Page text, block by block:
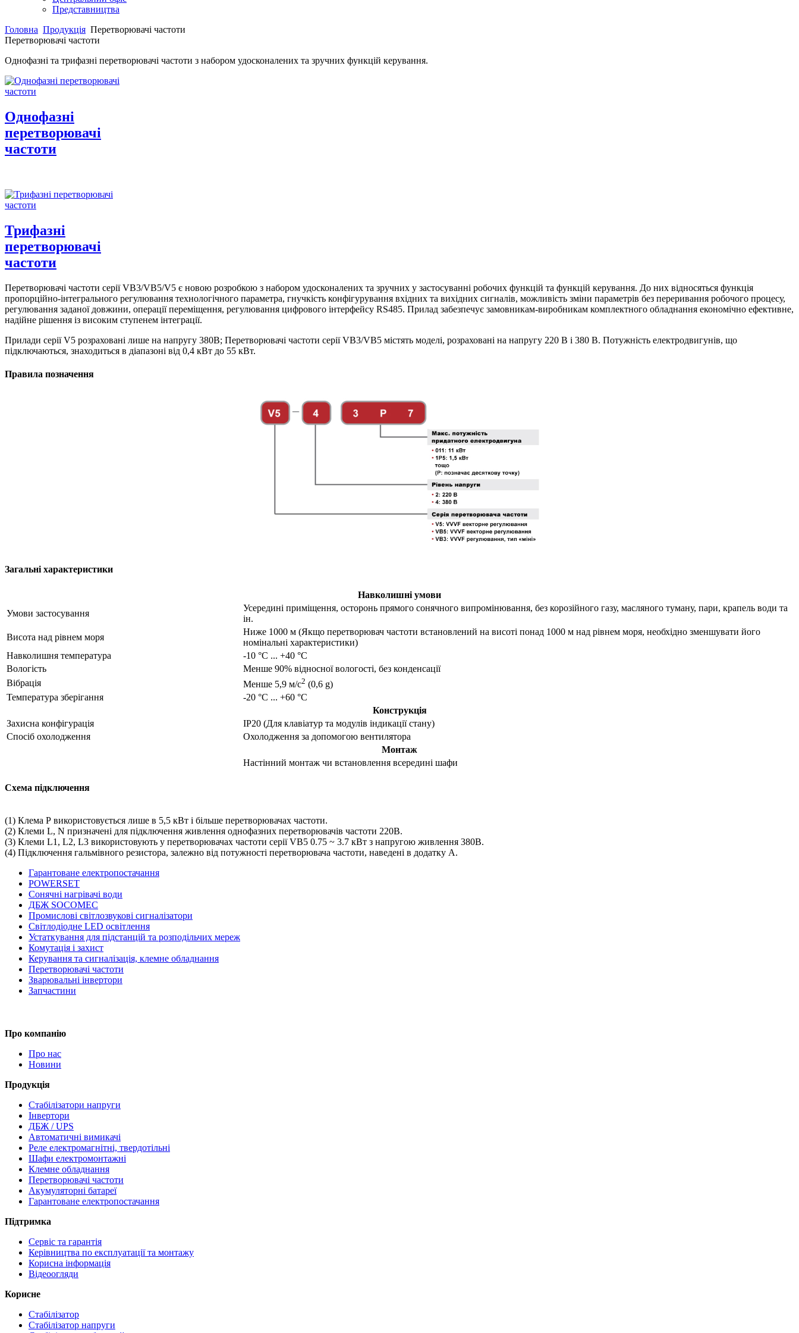
Представництва
Головна Продукція Перетворювачі частоти
Перетворювачі частоти
Однофазні та трифазні перетворювачі частоти з набором удосконалених та зручних функцій керування.
Однофазні
перетворювачі
частоти
Трифазні
перетворювачі
частоти
Перетворювачі частоти серії VB3/VB5/V5 є новою розробкою з набором удосконалених та зручних у застосуванні робочих функцій та функцій керування. До них відносяться функція
пропорційно-інтегрального регулювання технологічного параметра, гнучкість конфігурування вхідних та вихідних сигналів, можливість зміни параметрів без переривання робочого процесу,
регулювання заданої довжини, операції переміщення, регулювання цифрового інтерфейсу RS485. Прилад забезпечує замовникам-виробникам комплектного обладнання економічно ефективне,
надійне рішення із високим ступенем інтеграції.
Прилади серії V5 розраховані лише на напругу 380В; Перетворювачі частоти серії VB3/VB5 містять моделі, розраховані на напругу 220 В і 380 В. Потужність електродвигунів, що
підключаються, знаходиться в діапазоні від 0,4 кВт до 55 кВт.
Правила позначення
Загальні характеристики
Навколишні умови
Умови застосування
Усередині приміщення, осторонь прямого сонячного випромінювання, без корозійного газу, масляного туману, пари, крапель води та
ін.
Висота над рівнем моря
Ниже 1000 м (Якщо перетворювач частоти встановлений на висоті понад 1000 м над рівнем моря, необхідно зменшувати його
номінальні характеристики)
Навколишня температура
-10 °C ... +40 °C
Вологість
Менше 90% відносної вологості, без конденсації
Вібрація
Менше 5,9 м/с2 (0,6 g)
Температура зберігання
-20 °C ... +60 °C
Конструкція
Захисна конфігурація
IP20 (Для клавіатур та модулів індикації стану)
Спосіб охолодження
Охолодження за допомогою вентилятора
Монтаж
Настінний монтаж чи встановлення всередині шафи
Схема підключення
(1) Клема Р використовується лише в 5,5 кВт і більше перетворювачах частоти.
(2) Клеми L, N призначені для підключення живлення однофазних перетворювачів частоти 220В.
(3) Клеми L1, L2, L3 використовують у перетворювачах частоти серії VB5 0.75 ~ 3.7 кВт з напругою живлення 380В.
(4) Підключення гальмівного резистора, залежно від потужності перетворювача частоти, наведені в додатку А.
Гарантоване електропостачання
POWERSET
Сонячні нагрівачі води
ДБЖ SOCOMEC
Промислові світлозвукові сигналізатори
Світлодіодне LED освітлення
Устаткування для підстанцій та розподільчих мереж
Комутація і захист
Керування та сигналізація, клемне обладнання
Перетворювачі частоти
Зварювальні інвертори
Запчастини
Про компанію
Про нас
Новини
Продукція
Стабілізатори напруги
Інвертори
ДБЖ / UPS
Автоматичні вимикачі
Реле електромагнітні, твердотільні
Шафи електромонтажні
Клемне обладнання
Перетворювачі частоти
Акумуляторні батареї
Гарантоване електропостачання
Підтримка
Сервіс та гарантія
Керівництва по експлуатації та монтажу
Корисна інформація
Відеоогляди
Корисне
Стабілізатор
Стабілізатор напруги